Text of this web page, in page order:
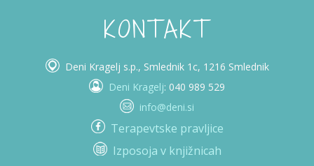
KONTAKT
Deni Kragelj s.p., Smlednik 1c, 1216 Smlednik
Deni Kragelj: 040 989 529
info@deni.si
Terapevtske pravljice
Izposoja v knjižnicah